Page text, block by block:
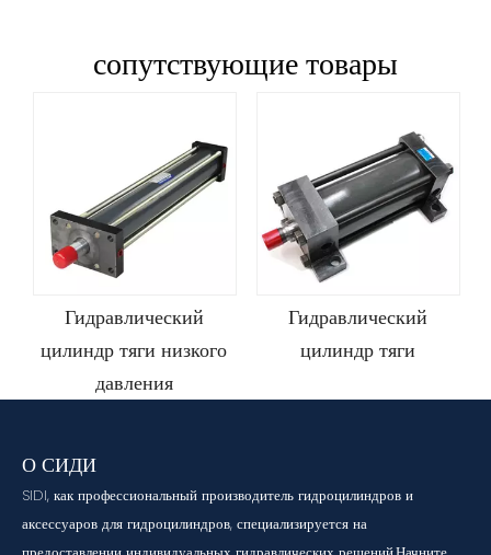
сопутствующие товары
Гидравлический
цилиндр тяги низкого
давления
Гидравлический
цилиндр тяги
О СИДИ
SIDI, как профессиональный производитель гидроцилиндров и
аксессуаров для гидроцилиндров, специализируется на